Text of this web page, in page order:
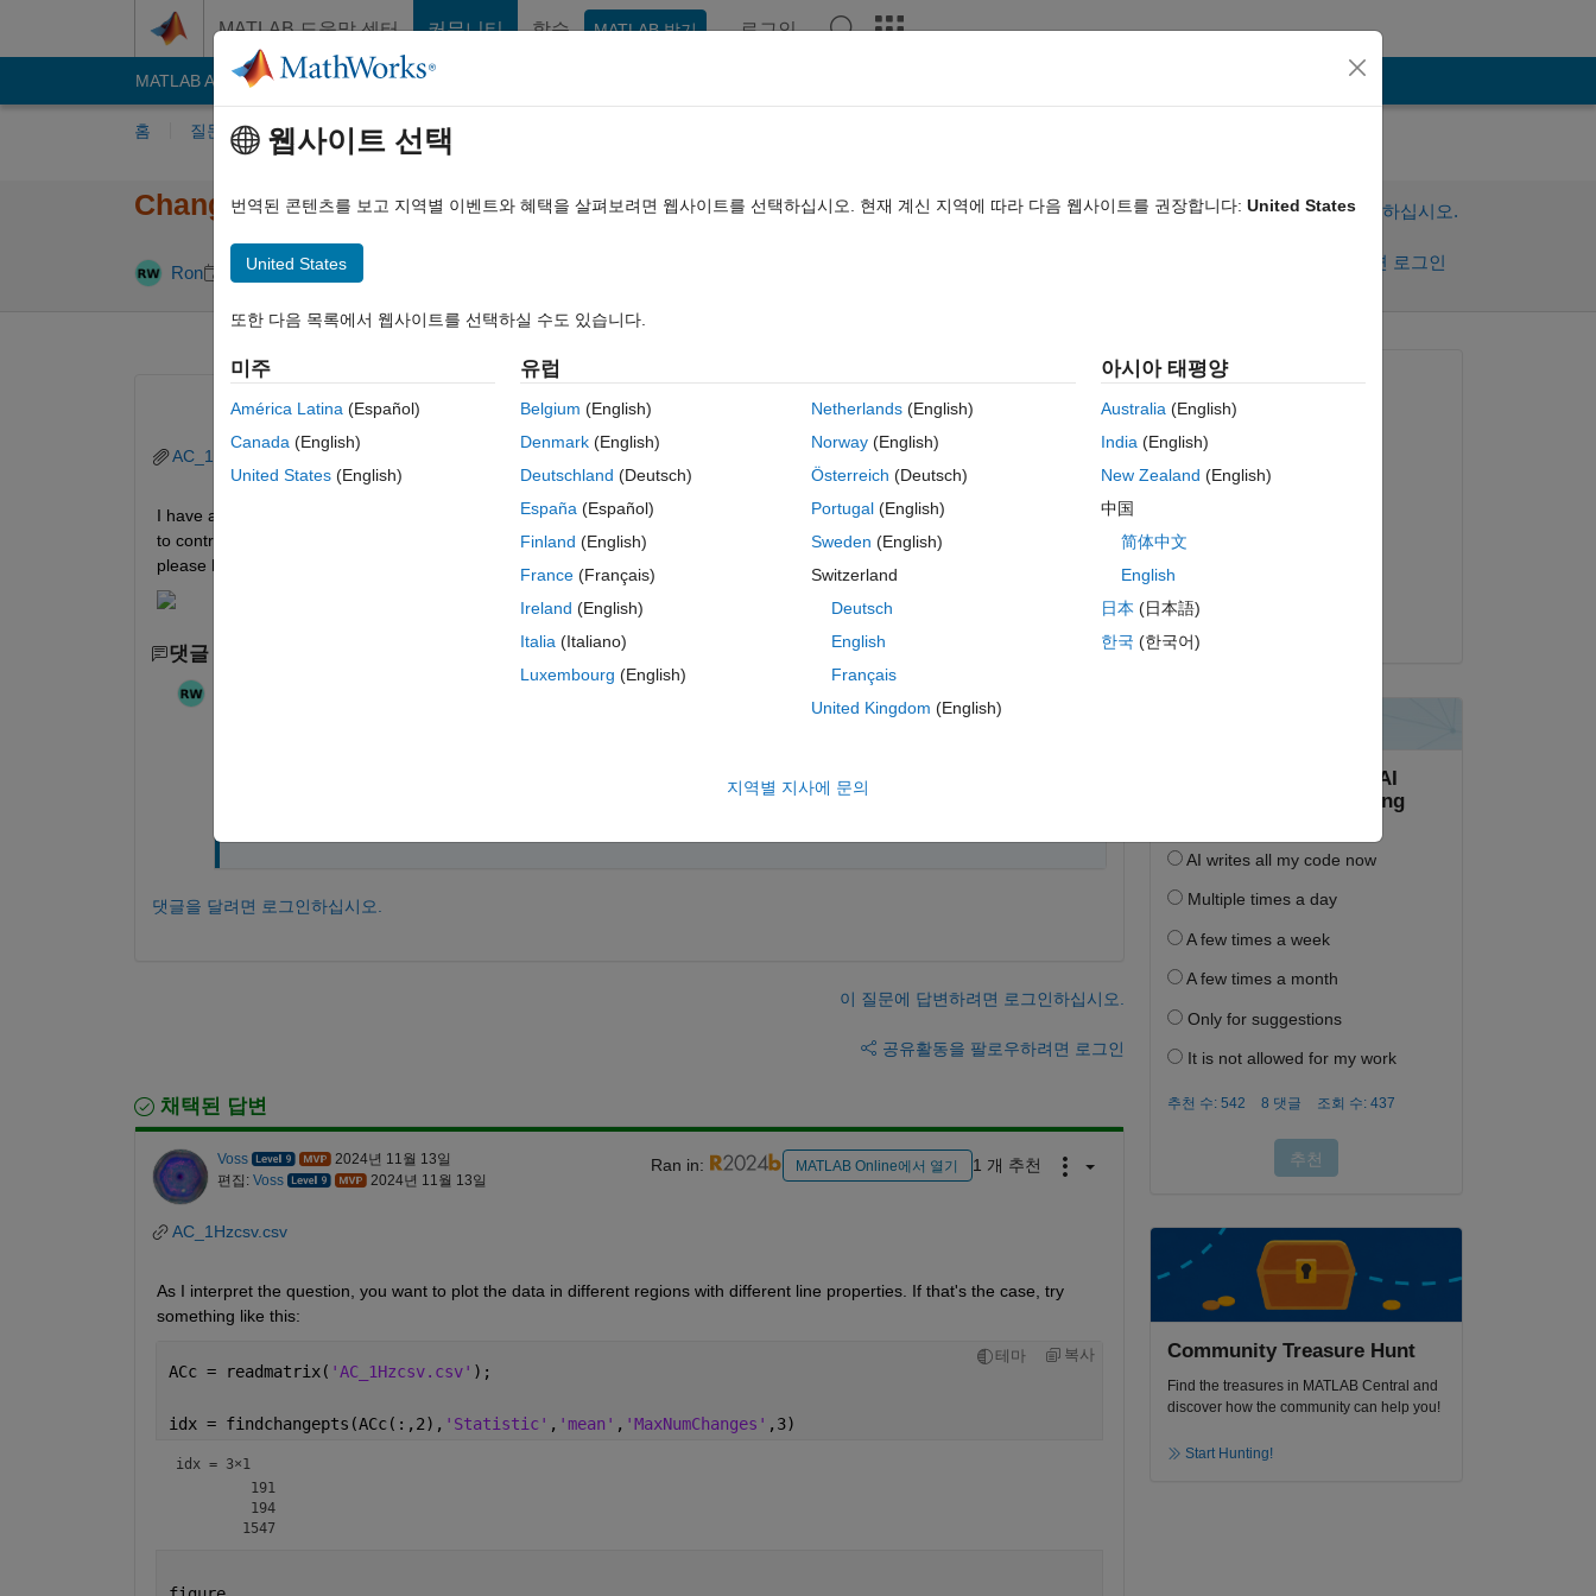
MATLAB 도움말 센터 커뮤니티 학습 MATLAB 받기 로그인
MATLAB Answers File Exchange
홈 질문하기 답변하기 찾아보기
Change Line width and Line color in findchangepts function.
Ron 2024 11월 13 2 답변
이 질문에 답변하려면 로그인하십시오.
활동을 팔로우하려면 로그인
0 개 추천
AC_1Hzcsv.csv
I have a dataset, attached, and I am using findchangepts function to partition the data in different number of regions. I wish
to control the line widht and other properties of the graph like Line style and color but I am not able to do so. Can anyone
please help me with this? Thanking you in advance. My data looks like this.
댓글 수: 1
댓글을 달려면 로그인하십시오.
이 질문에 답변하려면 로그인하십시오.
공유활동을 팔로우하려면 로그인
채택된 답변
Voss
2024년 11월 13일
편집: Voss 2024년 11월 13일
Ran in: MATLAB Online에서 열기 1 개 추천
AC_1Hzcsv.csv
As I interpret the question, you want to plot the data in different regions with different line properties. If that's the case, try
something like this:
테마 복사
ACc = readmatrix( 'AC_1Hzcsv.csv' );
idx = findchangepts(ACc(:,2), 'Statistic' , 'mean' , 'MaxNumChanges' ,3)
idx = 3×1
         191
         194
        1547
질문:
Ron
2024년 11월 13일
댓글:
2024년 11월 19일
Community Treasure Hunt
Find the treasures in MATLAB Central and
discover how the community can help you!
Start Hunting!
웹사이트 선택
번역된 콘텐츠를 보고 지역별 이벤트와 혜택을 살펴보려면 웹사이트를 선택하십시오. 현재 계신 지역에 따라 다음 웹사이트를 권장합니다: United States
United States
또한 다음 목록에서 웹사이트를 선택하실 수도 있습니다.
미주
América Latina (Español)
Canada (English)
United States (English)
유럽
Belgium (English)
Denmark (English)
Deutschland (Deutsch)
España (Español)
Finland (English)
France (Français)
Ireland (English)
Italia (Italiano)
Luxembourg (English)
Netherlands(English)
Norway(English)
Österreich (Deutsch)
Portugal(English)
Sweden (English)
Switzerland
Deutsch
English
Français
United Kingdom (English)
아시아 태평양
Australia(English)
India(English)
New Zealand (English)
中国
简体中文
English
日本 (日本語)
한국 (한국어)
지역별 지사에 문의